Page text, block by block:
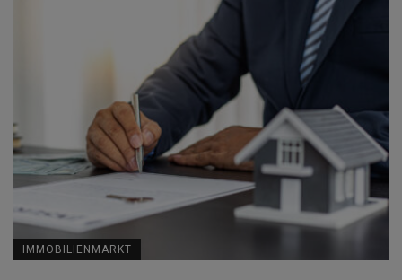
IMMOBILIENMARKT